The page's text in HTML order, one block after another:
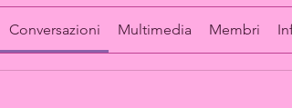
Conversazioni Multimedia Membri